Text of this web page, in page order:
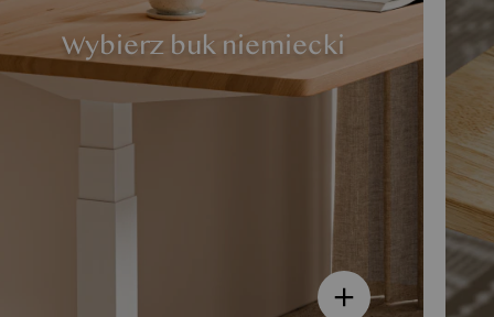
Wybierz buk niemiecki